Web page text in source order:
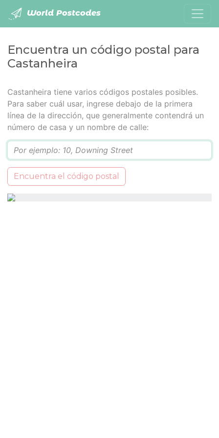
World Postcodes
Encuentra un código postal para
Castanheira
Castanheira tiene varios códigos postales posibles.
Para saber cuál usar, ingrese debajo de la primera
línea de la dirección, que generalmente contendrá un
número de casa y un nombre de calle:
Encuentra el código postal